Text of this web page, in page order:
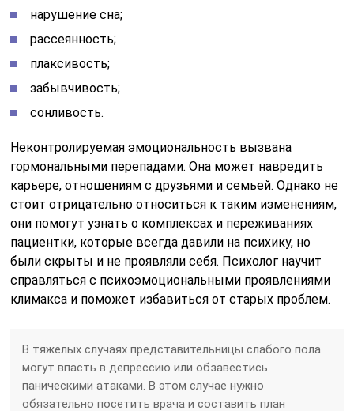
нарушение сна;
рассеянность;
плаксивость;
забывчивость;
сонливость.
Неконтролируемая эмоциональность вызвана
гормональными перепадами. Она может навредить
карьере, отношениям с друзьями и семьей. Однако не
стоит отрицательно относиться к таким изменениям,
они помогут узнать о комплексах и переживаниях
пациентки, которые всегда давили на психику, но
были скрыты и не проявляли себя. Психолог научит
справляться с психоэмоциональными проявлениями
климакса и поможет избавиться от старых проблем.
В тяжелых случаях представительницы слабого пола
могут впасть в депрессию или обзавестись
паническими атаками. В этом случае нужно
обязательно посетить врача и составить план